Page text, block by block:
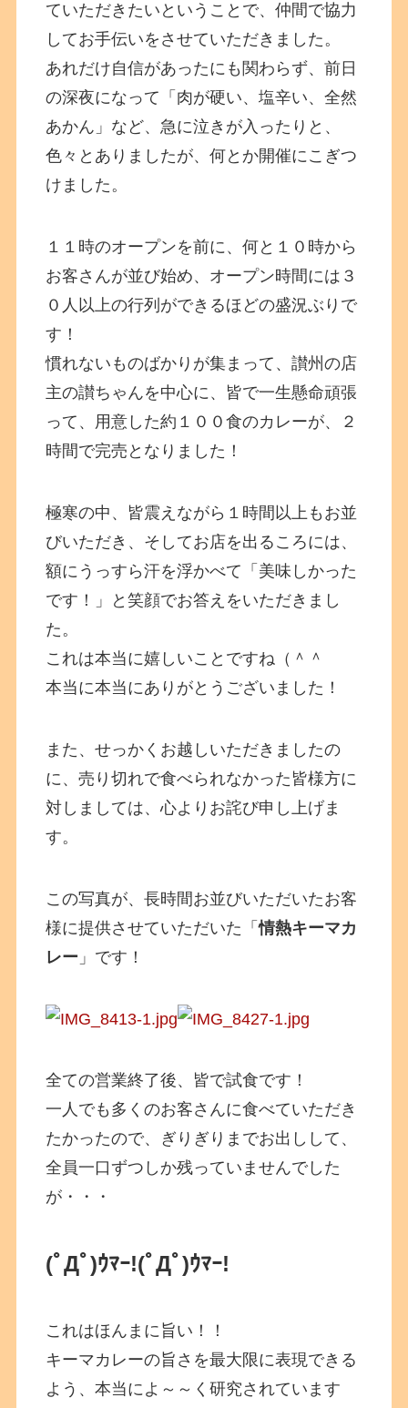
ていただきたいということで、仲間で協力
してお手伝いをさせていただきました。
あれだけ自信があったにも関わらず、前日
の深夜になって「肉が硬い、塩辛い、全然
あかん」など、急に泣きが入ったりと、
色々とありましたが、何とか開催にこぎつ
けました。
１１時のオープンを前に、何と１０時から
お客さんが並び始め、オープン時間には３
０人以上の行列ができるほどの盛況ぶりで
す！
慣れないものばかりが集まって、讃州の店
主の讃ちゃんを中心に、皆で一生懸命頑張
って、用意した約１００食のカレーが、２
時間で完売となりました！
極寒の中、皆震えながら１時間以上もお並
びいただき、そしてお店を出るころには、
額にうっすら汗を浮かべて「美味しかった
です！」と笑顔でお答えをいただきまし
た。
これは本当に嬉しいことですね（＾＾
本当に本当にありがとうございました！
また、せっかくお越しいただきましたの
に、売り切れで食べられなかった皆様方に
対しましては、心よりお詫び申し上げま
す。
この写真が、長時間お並びいただいたお客
様に提供させていただいた「情熱キーマカ
レー 」です！
全ての営業終了後、皆で試食です！
一人でも多くのお客さんに食べていただき
たかったので、ぎりぎりまでお出しして、
全員一口ずつしか残っていませんでした
が・・・
(ﾟДﾟ)ｳﾏｰ!(ﾟДﾟ)ｳﾏｰ!
これはほんまに旨い！！
キーマカレーの旨さを最大限に表現できる
よう、本当によ～～く研究されています